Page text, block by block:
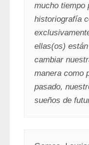
mucho tiempo
historiografía
ellas(os)
cambiar
manera como
pasado,
sueños de